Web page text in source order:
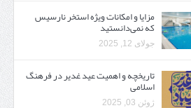
مزایا و امکانات ویژه استخر نارسیس
که نمی‌دانستید
جولای 12, 2025
تاریخچه و اهمیت عید غدیر در فرهنگ
اسلامی
ژوئن 03, 2025